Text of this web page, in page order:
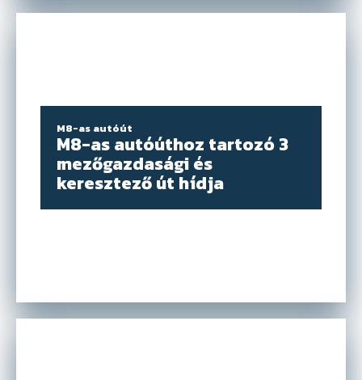
M8-as autóút
M8-as autóúthoz tartozó 3
mezőgazdasági és
keresztező út hídja